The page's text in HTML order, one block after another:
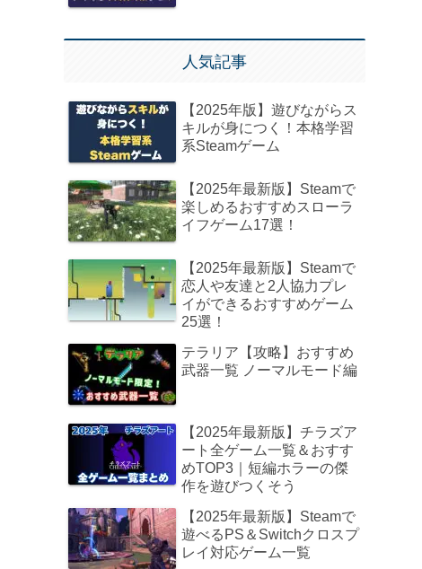
人気記事
【2025年版】遊びながらス
キルが身につく！本格学習
系Steamゲーム
【2025年最新版】Steamで
楽しめるおすすめスローラ
イフゲーム17選！
【2025年最新版】Steamで
恋人や友達と2人協力プレ
イができるおすすめゲーム
25選！
テラリア【攻略】おすすめ
武器一覧 ノーマルモード編
【2025年最新版】チラズア
ート全ゲーム一覧＆おすす
めTOP3｜短編ホラーの傑
作を遊びつくそう
【2025年最新版】Steamで
遊べるPS＆Switchクロスプ
レイ対応ゲーム一覧